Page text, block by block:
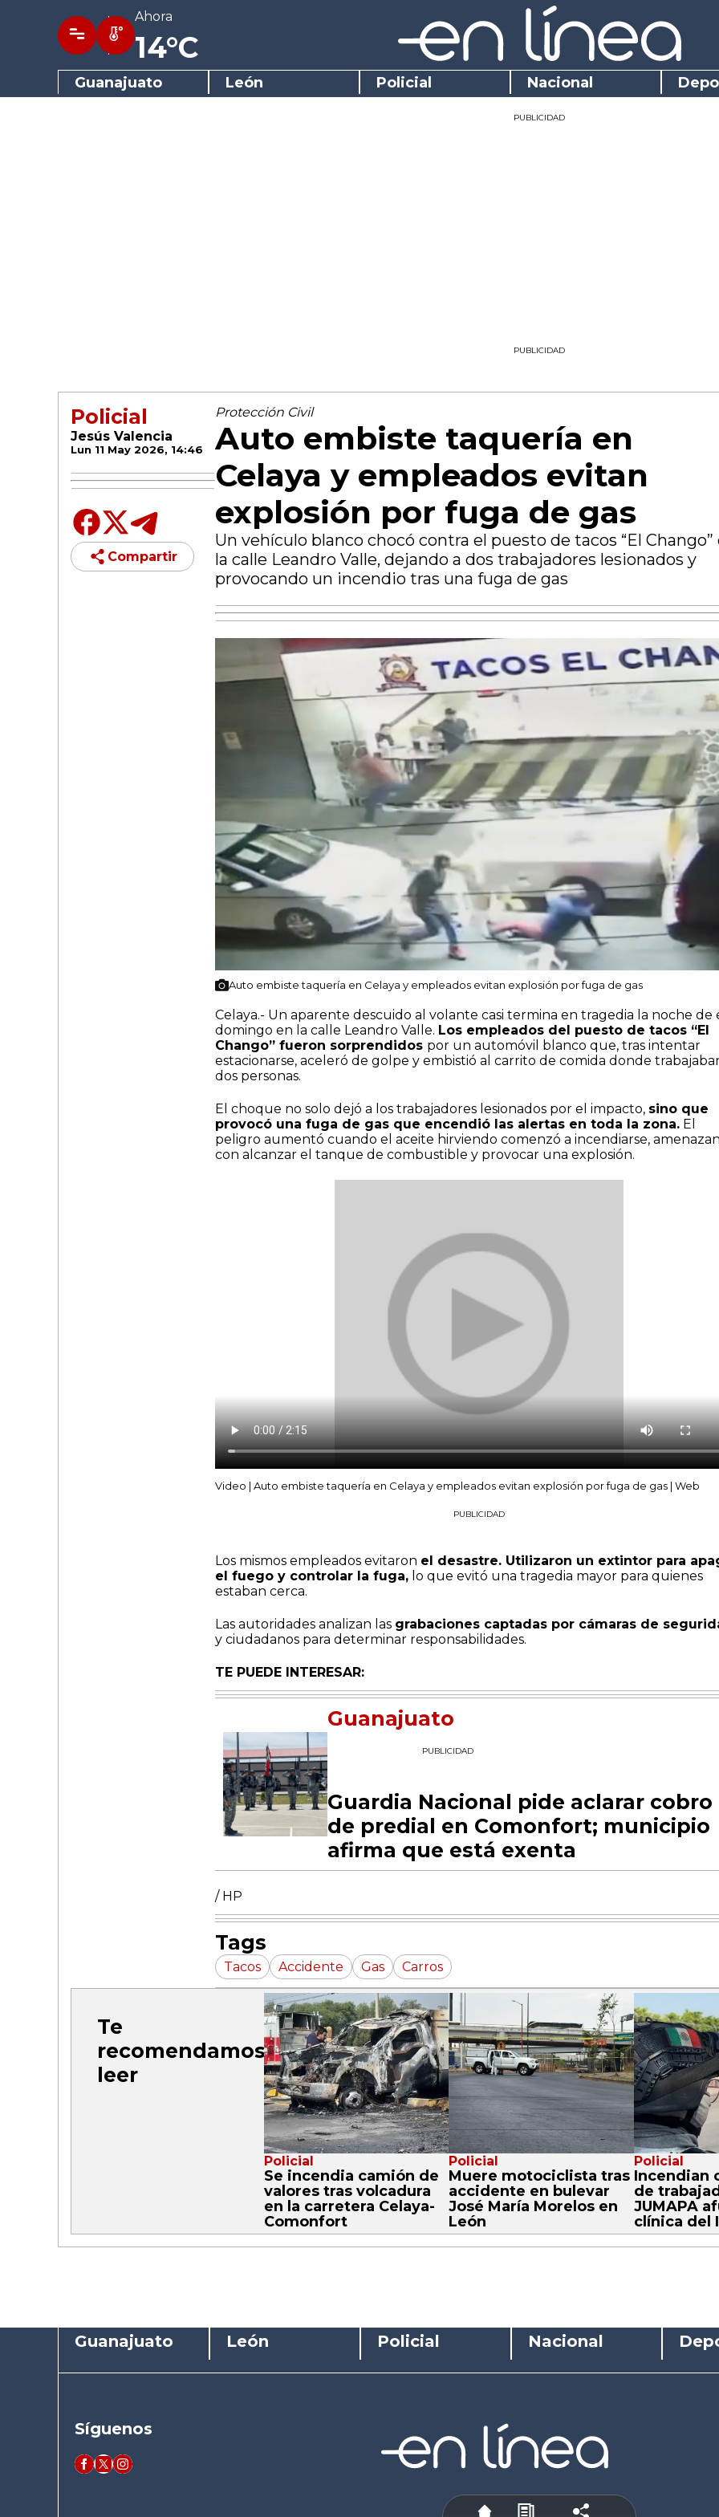
Ahora
14°C
Guanajuato León Policial Nacional
PUBLICIDAD
PUBLICIDAD
Policial
Jesús Valencia
Lun 11 May 2026, 14:46
Compartir
Protección Civil
Auto embiste taquería en
Celaya y empleados evitan
explosión por fuga de gas
Un vehículo blanco chocó contra el puesto de tacos “El Chango”
la calle Leandro Valle, dejando a dos trabajadores lesionados y
provocando un incendio tras una fuga de gas
Auto embiste taquería en Celaya y empleados evitan explosión por fuga de gas
Celaya.- Un aparente descuido al volante casi termina en tragedia la noche de
domingo en la calle Leandro Valle. Los empleados del puesto de tacos “El
Chango” fueron sorprendidos por un automóvil blanco que, tras intentar
estacionarse, aceleró de golpe y embistió al carrito de comida donde
dos personas.
El choque no solo dejó a los trabajadores lesionados por el impacto, sino que
provocó una fuga de gas que encendió las alertas en toda la zona. El
peligro aumentó cuando el aceite hirviendo comenzó a incendiarse,
con alcanzar el tanque de combustible y provocar una explosión.
Video | Auto embiste taquería en Celaya y empleados evitan explosión por fuga de gas | Web
PUBLICIDAD
Los mismos empleados evitaron el desastre. Utilizaron un extintor para
el fuego y controlar la fuga, lo que evitó una tragedia mayor para quienes
estaban cerca.
Las autoridades analizan las grabaciones captadas por cámaras de
y ciudadanos para determinar responsabilidades.
TE PUEDE INTERESAR:
Guanajuato
PUBLICIDAD
Guardia Nacional pide aclarar cobro
de predial en Comonfort; municipio
afirma que está exenta
/ HP
Tags
Tacos Accidente Gas Carros
Te
recomendamos
leer
Policial
Se incendia camión de
valores tras volcadura
en la carretera Celaya-
Comonfort
Policial
Muere motociclista tras
accidente en bulevar
José María Morelos en
León
Policial
Incendian
de
JUMAPA
clínica del
Guanajuato León Policial Nacional
Síguenos